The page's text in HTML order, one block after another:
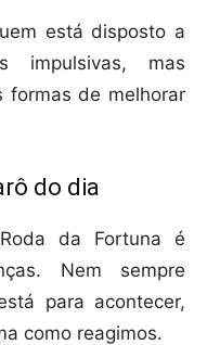
está disposto a
impulsivas, mas
formas de melhorar
do dia
da Fortuna é
Nem sempre
para acontecer,
como reagimos.